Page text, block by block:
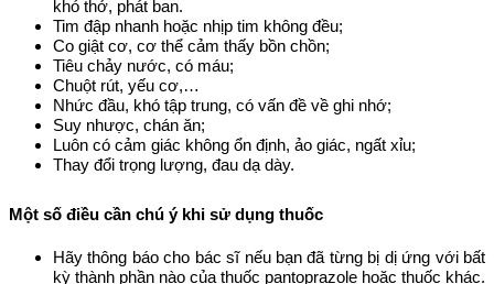
khó thở, phát ban.
Tim đập nhanh hoặc nhịp tim không đều;
Co giật cơ, cơ thể cảm thấy bồn chồn;
Tiêu chảy nước, có máu;
Chuột rút, yếu cơ,…
Nhức đầu, khó tập trung, có vấn đề về ghi nhớ;
Suy nhược, chán ăn;
Luôn có cảm giác không ổn định, ảo giác, ngất xỉu;
Thay đổi trọng lượng, đau dạ dày.
Một số điều cần chú ý khi sử dụng thuốc
Hãy thông báo cho bác sĩ nếu bạn đã từng bị dị ứng với bất
kỳ thành phần nào của thuốc pantoprazole hoặc thuốc khác.